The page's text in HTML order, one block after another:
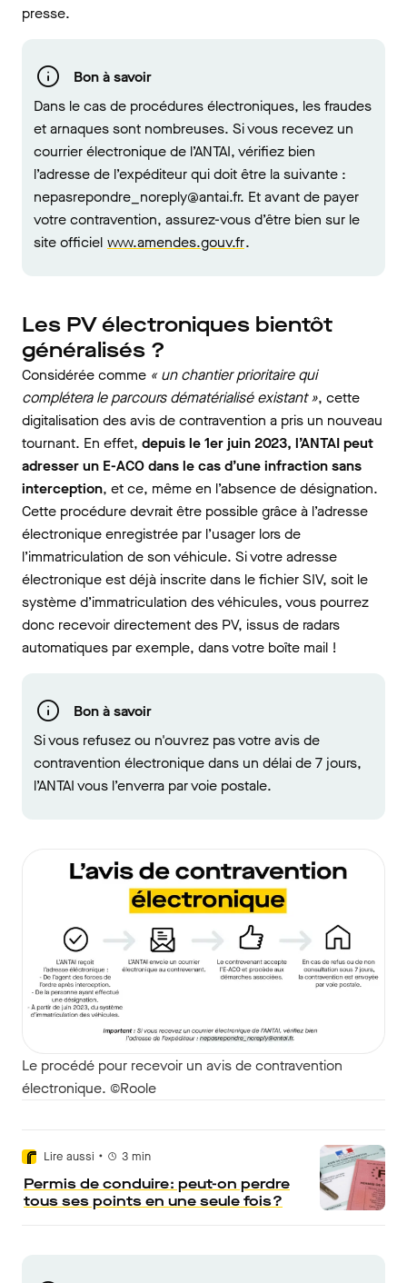
presse.
Bon à savoir
Dans le cas de procédures électroniques, les fraudes
et arnaques sont nombreuses. Si vous recevez un
courrier électronique de l’ANTAI, vérifiez bien
l’adresse de l’expéditeur qui doit être la suivante :
nepasrepondre_noreply@antai.fr. Et avant de payer
votre contravention, assurez-vous d’être bien sur le
site officiel www.amendes.gouv.fr.
Les PV électroniques bientôt
généralisés ?
Considérée comme « un chantier prioritaire qui
complétera le parcours dématérialisé existant », cette
digitalisation des avis de contravention a pris un nouveau
tournant. En effet, depuis le 1er juin 2023, l’ANTAI peut
adresser un E-ACO dans le cas d’une infraction sans
interception, et ce, même en l’absence de désignation.
Cette procédure devrait être possible grâce à l’adresse
électronique enregistrée par l’usager lors de
l’immatriculation de son véhicule. Si votre adresse
électronique est déjà inscrite dans le fichier SIV, soit le
système d’immatriculation des véhicules, vous pourrez
donc recevoir directement des PV, issus de radars
automatiques par exemple, dans votre boîte mail !
Bon à savoir
Si vous refusez ou n'ouvrez pas votre avis de
contravention électronique dans un délai de 7 jours,
l’ANTAI vous l’enverra par voie postale.
Le procédé pour recevoir un avis de contravention
électronique. ©Roole
Lire aussi • 3 min
Permis de conduire : peut-on perdre
tous ses points en une seule fois ?